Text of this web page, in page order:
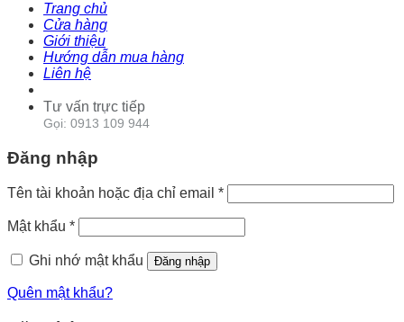
Trang chủ
Cửa hàng
Giới thiệu
Hướng dẫn mua hàng
Liên hệ
Tư vấn trực tiếp
Gọi: 0913 109 944
Đăng nhập
Tên tài khoản hoặc địa chỉ email *
Mật khẩu *
Ghi nhớ mật khẩu Đăng nhập
Quên mật khẩu?